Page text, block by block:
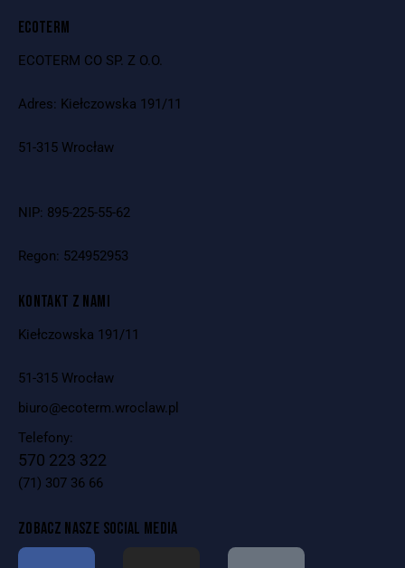
ECOTERM
ECOTERM CO SP. Z O.O.
Adres: Kiełczowska 191/11
51-315 Wrocław
NIP: 895-225-55-62
Regon: 524952953
KONTAKT Z NAMI
Kiełczowska 191/11
51-315 Wrocław
biuro@ecoterm.wroclaw.pl
Telefony:
570 223 322
(71) 307 36 66
ZOBACZ NASZE SOCIAL MEDIA